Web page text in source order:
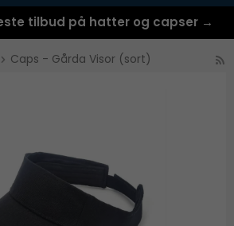
tilbud på hatter og capser →
Caps - Gårda Visor (sort)